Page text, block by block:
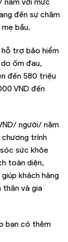
đến sự chăm
bầu.
hỗ trợ bảo hiểm
ốm đau,
đến 580 triệu
VND đến
người/ năm
chương trình
sức khỏe
toàn diện,
khách hàng
thân và gia
bạn có thêm